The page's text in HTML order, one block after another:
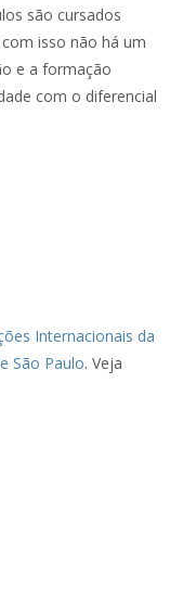
são cursados
isso não há um
e a formação
com o diferencial
Internacionais da
São Paulo. Veja